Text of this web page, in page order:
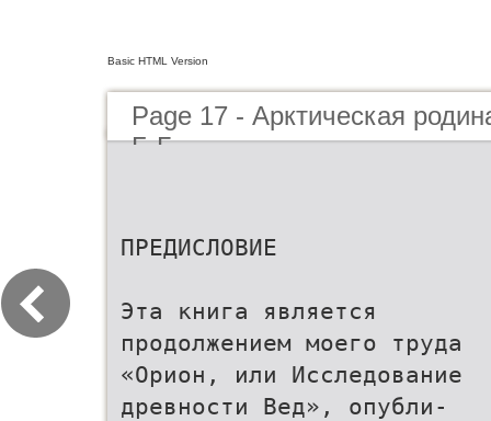
Basic HTML Version
Page 17 - Арктическая
Б.Г.
ПРЕДИСЛОВИЕ
Эта книга является
продолжением моего труда
«Орион, или Исследование
древности Вед», опубли-